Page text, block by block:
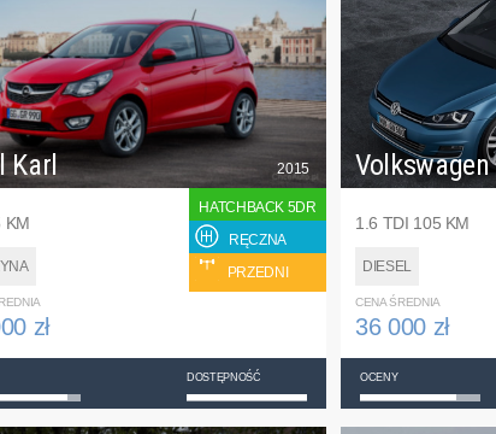
Karl
KM
2015
HATCHBACK 5DR
RĘCZNA
PRZEDNI
zł
DOSTĘPNOŚĆ
1.6 TDI 105 KM
DIESEL
CENA ŚREDNIA
36 000 zł
OCENY